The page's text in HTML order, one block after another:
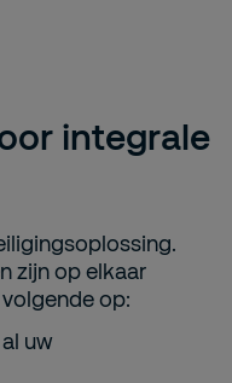
integrale
zijn op elkaar
op:
uw